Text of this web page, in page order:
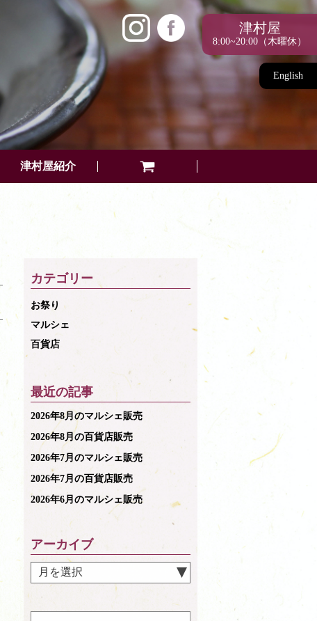
津村屋
8:00~20:00（木曜休）
English
津村屋紹介
カテゴリー
お祭り
マルシェ
百貨店
最近の記事
2026年8月のマルシェ販売
2026年8月の百貨店販売
2026年7月のマルシェ販売
2026年7月の百貨店販売
2026年6月のマルシェ販売
アーカイブ